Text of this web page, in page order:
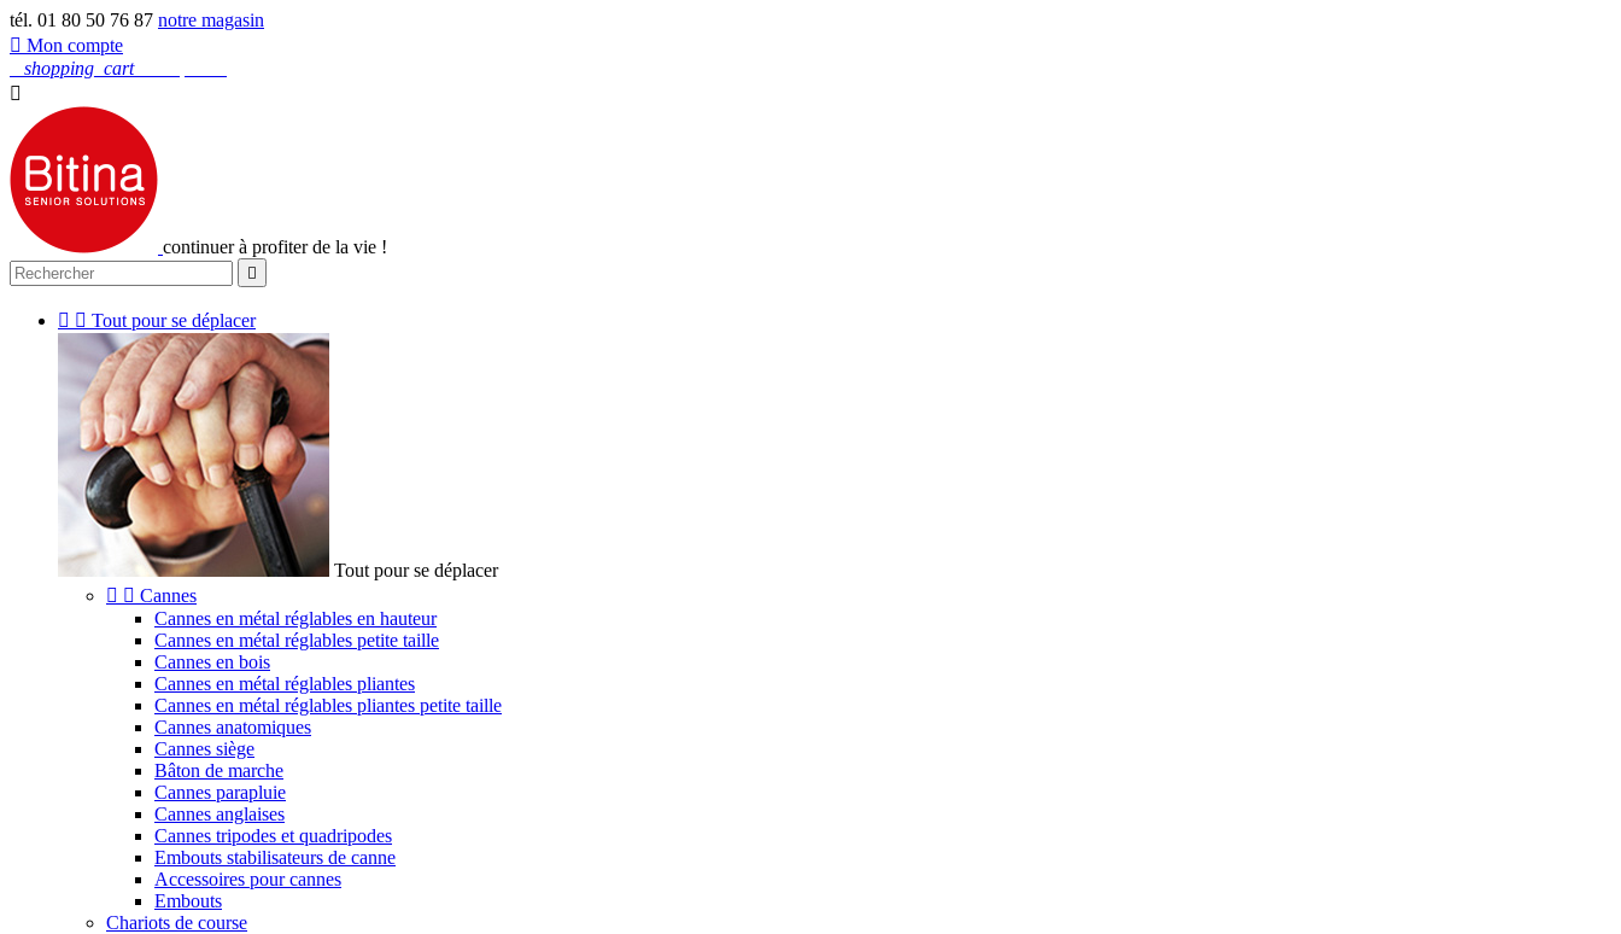
tél. 01 80 50 76 87 notre magasin
 Mon compte
shopping_cart

continuer à profiter de la vie !

  Tout pour se déplacer
Tout pour se déplacer
  Cannes
Cannes en métal réglables en hauteur
Cannes en métal réglables petite taille
Cannes en bois
Cannes en métal réglables pliantes
Cannes en métal réglables pliantes petite taille
Cannes anatomiques
Cannes siège
Bâton de marche
Cannes parapluie
Cannes anglaises
Cannes tripodes et quadripodes
Embouts stabilisateurs de canne
Accessoires pour cannes
Embouts
Chariots de course